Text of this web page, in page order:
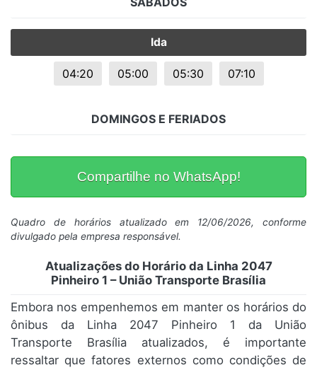
Ida
04:20 05:00 05:30 07:10
DOMINGOS E FERIADOS
Compartilhe no WhatsApp!
Quadro de horários atualizado em 12/06/2026, conforme
divulgado pela empresa responsável.
Atualizações do Horário da Linha 2047
Pinheiro 1 – União Transporte Brasília
Embora nos empenhemos em manter os horários do
ônibus da Linha 2047 Pinheiro 1 da União
Transporte Brasília atualizados, é importante
ressaltar que fatores externos como condições de